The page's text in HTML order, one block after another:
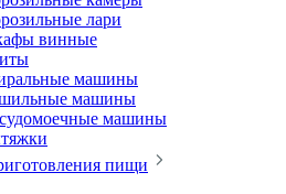
лари
винные
машины
машины
машины
пищи